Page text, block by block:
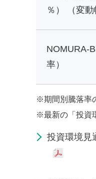
％） （変動
NOMURA-
率）
※期間別騰落率
※最新の「投資
投資環境見